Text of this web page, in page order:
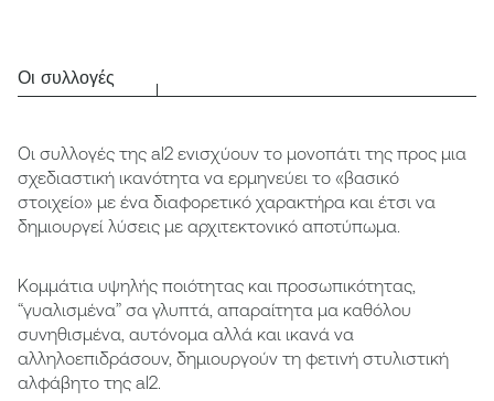
Οι συλλογές
Οι συλλογές της al2 ενισχύουν το μονοπάτι της προς μια
σχεδιαστική ικανότητα να ερμηνεύει το «βασικό
στοιχείο» με ένα διαφορετικό χαρακτήρα και έτσι να
δημιουργεί λύσεις με αρχιτεκτονικό αποτύπωμα.
Κομμάτια υψηλής ποιότητας και προσωπικότητας,
“γυαλισμένα” σα γλυπτά, απαραίτητα μα καθόλου
συνηθισμένα, αυτόνομα αλλά και ικανά να
αλληλοεπιδράσουν, δημιουργούν τη φετινή στυλιστική
αλφάβητο της al2.